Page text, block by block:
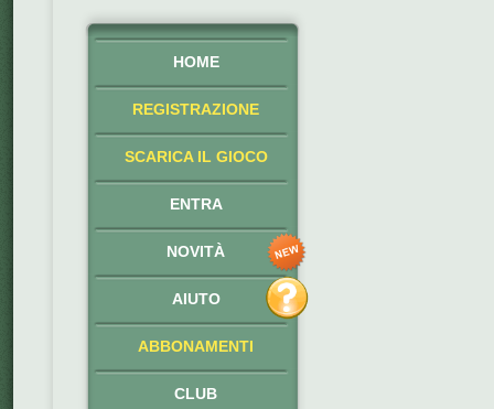
HOME
REGISTRAZIONE
SCARICA IL GIOCO
ENTRA
NOVITÀ
AIUTO
ABBONAMENTI
CLUB